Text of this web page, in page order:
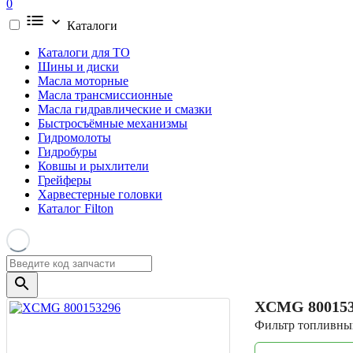
0
Каталоги
Каталоги для ТО
Шины и диски
Масла моторные
Масла трансмиссионные
Масла гидравлические и смазки
Быстросъёмные механизмы
Гидромолоты
Гидробуры
Ковшы и рыхлители
Грейферы
Харвестерные головки
Каталог Filton
XCMG
Фильтр